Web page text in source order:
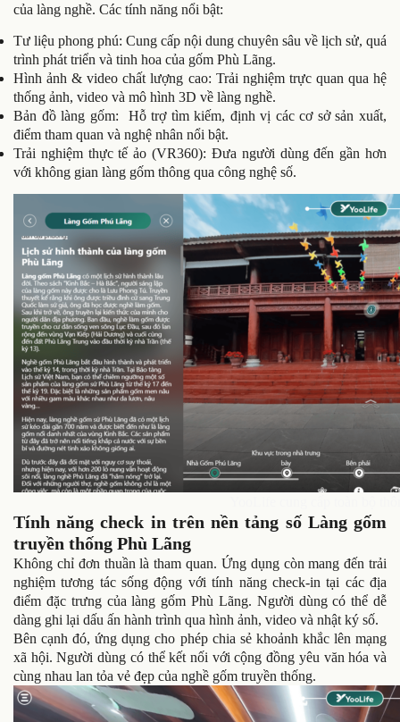
của làng nghề. Các tính năng nổi bật:
Tư liệu phong phú: Cung cấp nội dung chuyên sâu về lịch sử, quá
trình phát triển và tinh hoa của gốm Phù Lãng.
Hình ảnh & video chất lượng cao: Trải nghiệm trực quan qua hệ
thống ảnh, video và mô hình 3D về làng nghề.
Bản đồ làng gốm: Hỗ trợ tìm kiếm, định vị các cơ sở sản xuất,
điểm tham quan và nghệ nhân nổi bật.
Trải nghiệm thực tế ảo (VR360): Đưa người dùng đến gần hơn
với không gian làng gốm thông qua công nghệ số.
Tính năng check in trên nền tảng số Làng gốm
truyền thống Phù Lãng
Không chỉ đơn thuần là tham quan. Ứng dụng còn mang đến trải
nghiệm tương tác sống động với tính năng check-in tại các địa
điểm đặc trưng của làng gốm Phù Lãng. Người dùng có thể dễ
dàng ghi lại dấu ấn hành trình qua hình ảnh, video và nhật ký số.
Bên cạnh đó, ứng dụng cho phép chia sẻ khoảnh khắc lên mạng
xã hội. Người dùng có thể kết nối với cộng đồng yêu văn hóa và
cùng nhau lan tỏa vẻ đẹp của nghề gốm truyền thống.